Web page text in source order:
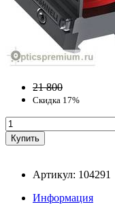
21 800
Скидка 17%
Артикул: 104291
Информация